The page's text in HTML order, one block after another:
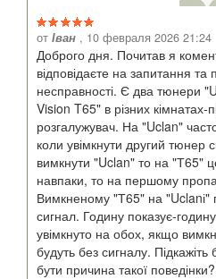
от Іван , 10 февраля 2026 21:24
Доброго дня. Почитав я
відповідаєте на запитання
несправності. Є два тюнери
Vision T65" в різних кімнатах-
розгалужувач. На "Uclan"
коли увімкнути другий тюнер
вимкнути "Uclan" то на "Т65"
навпаки, то на першому
Вимкненому "Т65" на "Uclanі"
сигнал. Годину показує-
увімкнуто на обох, якщо
будуть без сигналу.
бути причина такої